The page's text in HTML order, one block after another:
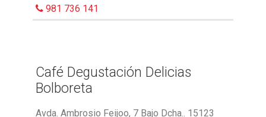
981 736 141
Café Degustación Delicias
Bolboreta
Avda. Ambrosio Feijoo, 7 Bajo Dcha.. 15123